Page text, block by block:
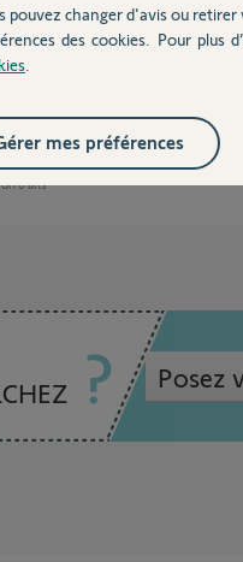
personnelles et c'est pour
6 ans
Posez
pouvez changer d'avis ou
des cookies. Pour plus
mes préférences